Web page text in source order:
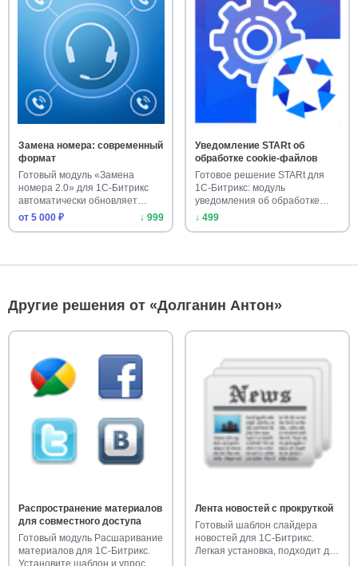
Замена номера: современный
формат
Готовый модуль «Замена
номера 2.0» для 1С-Битрикс
автоматически обновляет
контак…
от 5 000 ₽ ↓ 999
Уведомление STARt об
обработке cookie-файлов
Готовое решение STARt для
1С-Битрикс: модуль
уведомления об обработке
cookie. Ус…
↓ 499
Другие решения от «Долганин Антон»
Распространение материалов
для совместного доступа
Готовый модуль Расшаривание
материалов для 1С-Битрикс.
Установите шаблон и упрос…
Лента новостей с прокруткой
Готовый шаблон слайдера
новостей для 1С-Битрикс.
Легкая установка, подходит для